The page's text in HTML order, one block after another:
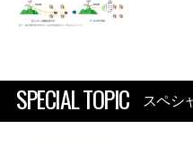
SPECIAL TOPIC スペシ